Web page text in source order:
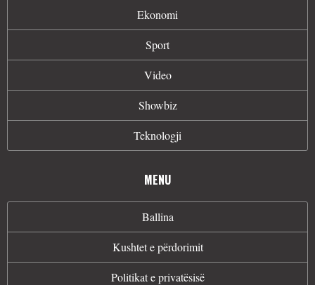
Ekonomi
Sport
Video
Showbiz
Teknologji
MENU
Ballina
Kushtet e përdorimit
Politikat e privatësisë